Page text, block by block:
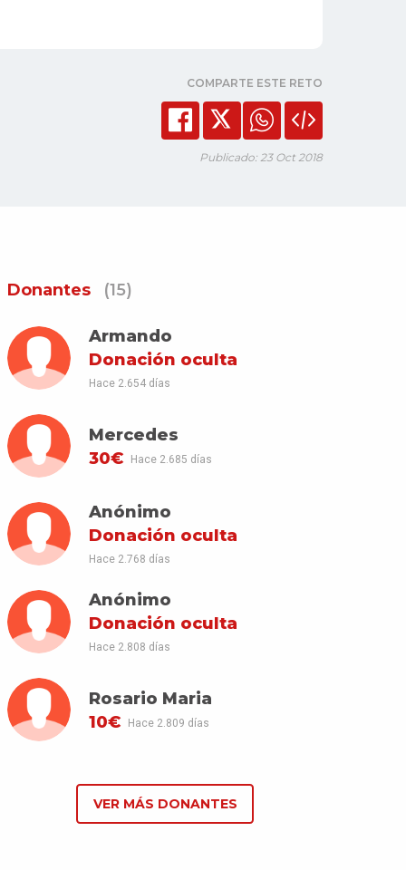
COMPARTE ESTE RETO
Publicado: 23 Oct 2018
Donantes (15)
Armando
Donación oculta
Hace 2.654 días
Mercedes
30€
Hace 2.685 días
Anónimo
Donación oculta
Hace 2.768 días
Anónimo
Donación oculta
Hace 2.808 días
Rosario Maria
10€
Hace 2.809 días
VER MÁS DONANTES